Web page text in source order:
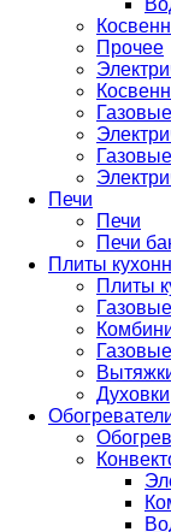
Прочее
Печи
Печи
Печи
Плиты
Плиты
Газовые
Духовки